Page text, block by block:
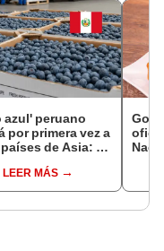
azul' peruano
por primera vez a
de Asia: es
LEER MÁS